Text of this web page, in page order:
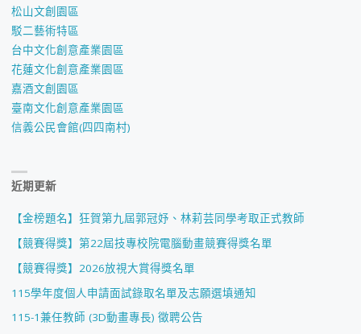
松山文創園區
駁二藝術特區
台中文化創意產業園區
花蓮文化創意產業園區
嘉酒文創園區
臺南文化創意產業園區
信義公民會館(四四南村)
近期更新
【金榜題名】狂賀第九屆郭冠妤、林莉芸同學考取正式教師
【競賽得獎】第22屆技專校院電腦動畫競賽得獎名單
【競賽得獎】2026放視大賞得獎名單
115學年度個人申請面試錄取名單及志願選填通知
115-1兼任教師 (3D動畫專長) 徵聘公告